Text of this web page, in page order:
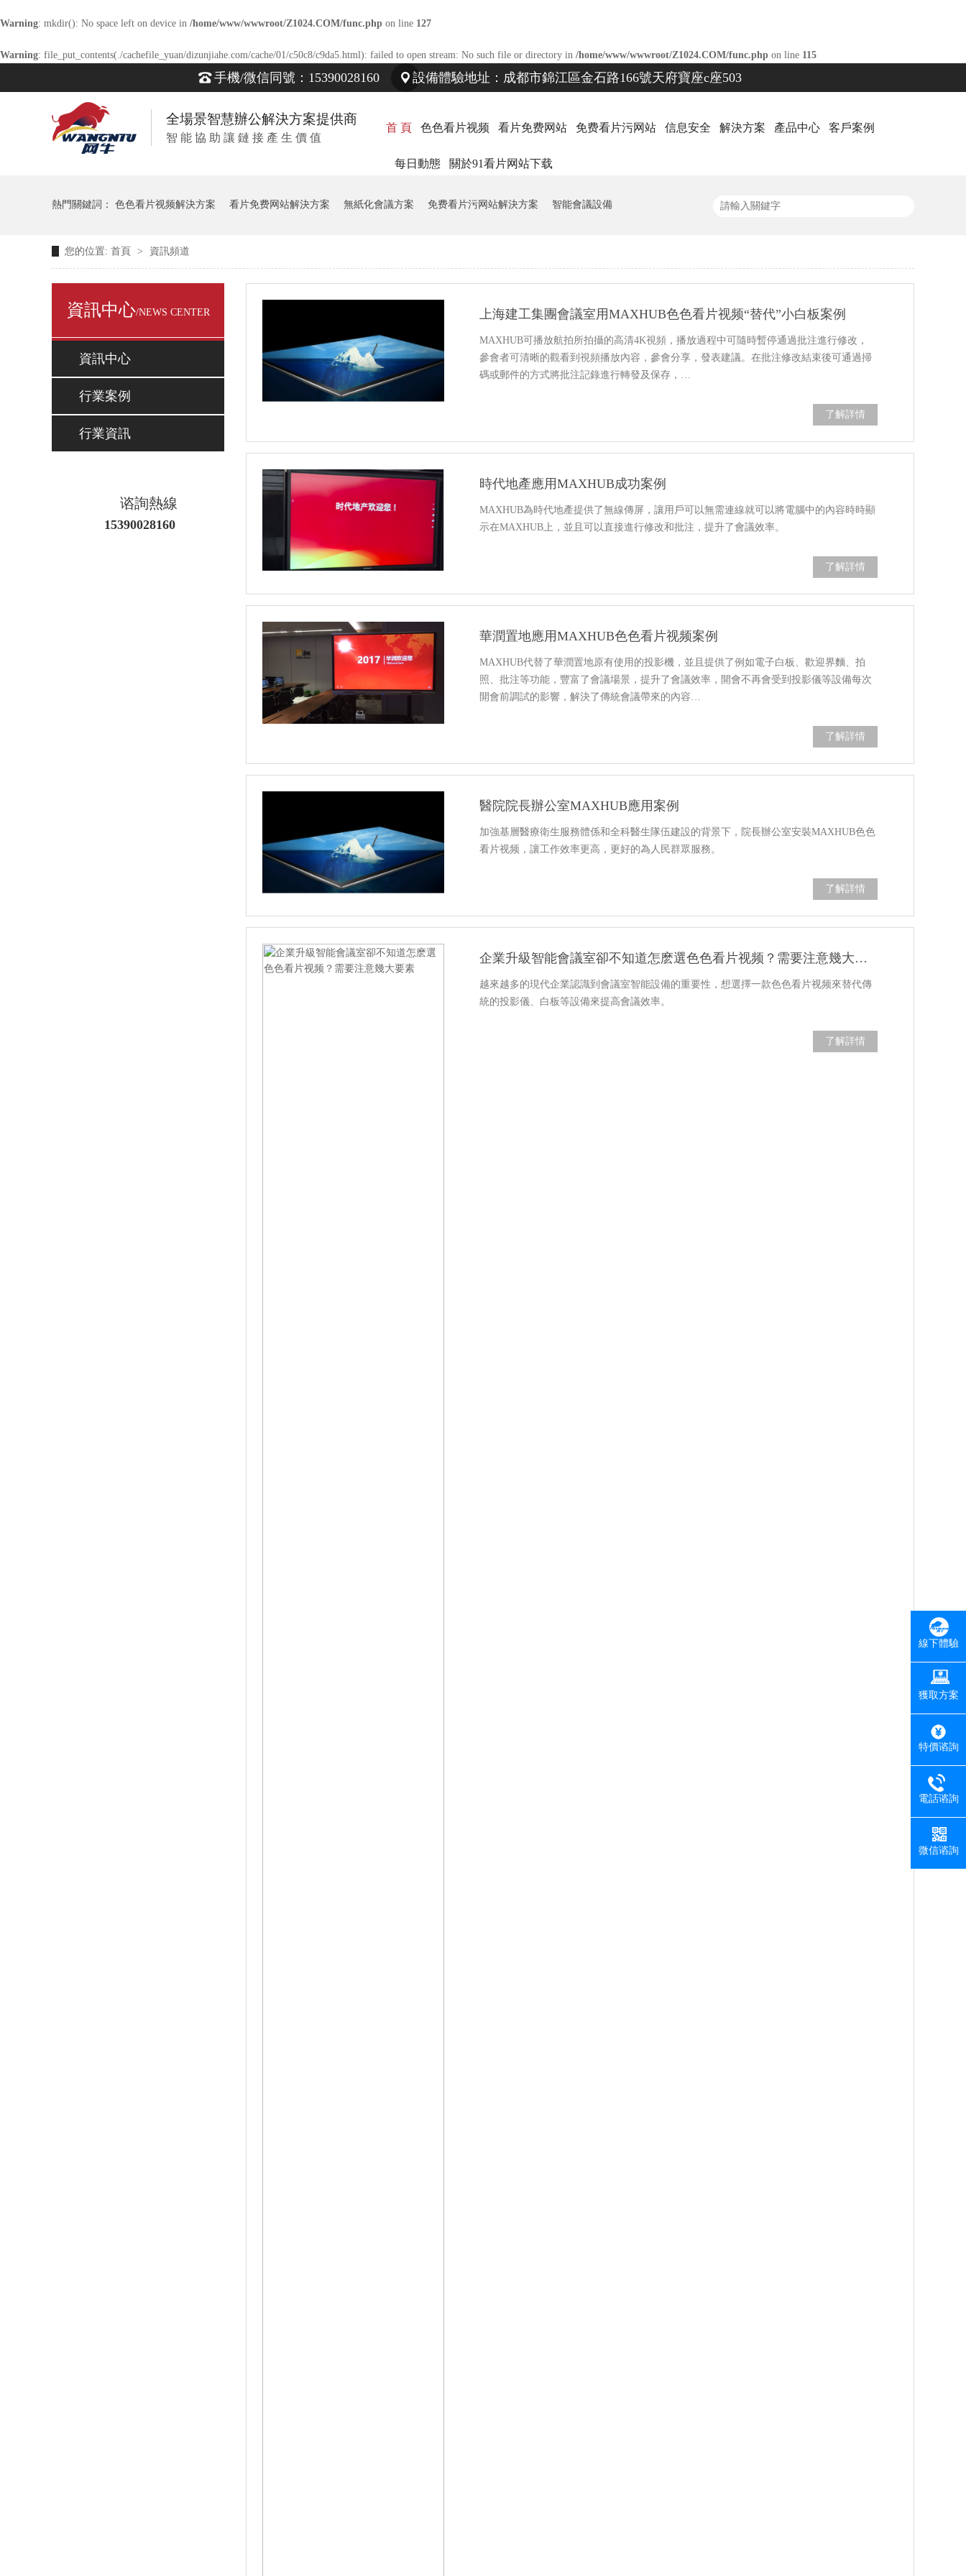
Warning: mkdir(): No space left on device in /home/www/wwwroot/Z1024.COM/func.php on line 127
Warning: file_put_contents(./cachefile_yuan/dizunjiahe.com/cache/01/c50c8/c9da5.html): failed to open stream: No such file or directory in /home/www/wwwroot/Z1024.COM/func.php on line 115
手機/微信同號：15390028160 設備體驗地址：成都市錦江區金石路166號天府寶座c座503
全場景智慧辦公解決方案提供商
智 能 協 助 讓 鏈 接 產 生 價 值
首 頁 色色看片视频 看片免费网站 免费看片污网站 信息安全 解決方案 產品中心 客戶案例
每日動態 關於91看片网站下载
熱門關鍵詞： 色色看片视频解決方案 看片免费网站解決方案 無紙化會議方案 免费看片污网站解決方案 智能會議設備
您的位置: 首頁 > 資訊頻道
資訊中心/NEWS CENTER
資訊中心
行業案例
行業資訊
谘詢熱線
15390028160
上海建工集團會議室用MAXHUB色色看片视频“替代”小白板案例
MAXHUB可播放航拍所拍攝的高清4K視頻，播放過程中可隨時暫停通過批注進行修改，
參會者可清晰的觀看到視頻播放內容，參會分享，發表建議。在批注修改結束後可通過掃
碼或郵件的方式將批注記錄進行轉發及保存，…
了解詳情
時代地產應用MAXHUB成功案例
MAXHUB為時代地產提供了無線傳屏，讓用戶可以無需連線就可以將電腦中的內容時時顯
示在MAXHUB上，並且可以直接進行修改和批注，提升了會議效率。
了解詳情
華潤置地應用MAXHUB色色看片视频案例
MAXHUB代替了華潤置地原有使用的投影機，並且提供了例如電子白板、歡迎界麵、拍
照、批注等功能，豐富了會議場景，提升了會議效率，開會不再會受到投影儀等設備每次
開會前調試的影響，解決了傳統會議帶來的內容…
了解詳情
醫院院長辦公室MAXHUB應用案例
加強基層醫療衛生服務體係和全科醫生隊伍建設的背景下，院長辦公室安裝MAXHUB色色
看片视频，讓工作效率更高，更好的為人民群眾服務。
了解詳情
企業升級智能會議室卻不知道怎麽選色色看片视频？需要注意幾大要素
越來越多的現代企業認識到會議室智能設備的重要性，想選擇一款色色看片视频來替代傳
統的投影儀、白板等設備來提高會議效率。
了解詳情
線下體驗
獲取方案
特價谘詢
電話谘詢
微信谘詢